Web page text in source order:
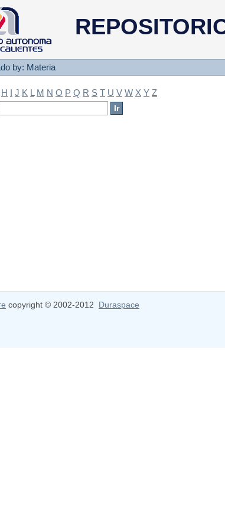
by: Materia
by: Materia
H I J K L M N O P Q R S T U V W X Y Z
copyright © 2002-2012 Duraspace